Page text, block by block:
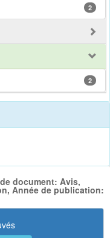
2
2
document: Avis,
Année de publication: